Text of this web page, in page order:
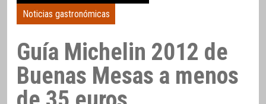
Noticias gastronómicas
Guía Michelin 2012 de
Buenas Mesas a menos